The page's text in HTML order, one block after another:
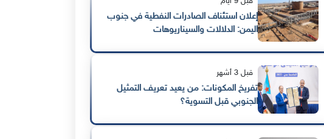
إعلان استئناف الصادرات النفطية في جنوب
اليمن: الدلالات والسيناريوهات
قبل 3 أشهر
تفريخ المكونات: من يعيد تعريف التمثيل
الجنوبي قبل التسوية؟